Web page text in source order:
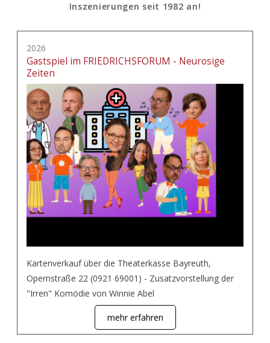
Inszenierungen seit 1982 an!
2026
Gastspiel im FRIEDRICHSFORUM - Neurosige
Zeiten
Kartenverkauf über die Theaterkasse Bayreuth,
Opernstraße 22 (0921 69001) - Zusatzvorstellung der
"Irren" Komödie von Winnie Abel
mehr erfahren